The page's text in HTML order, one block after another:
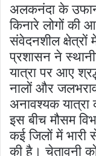
अलकनंदा के
किनारे लोगों की
संवेदनशील क्षेत्रों
प्रशासन ने
यात्रा पर आए
नालों और
अनावश्यक
इस बीच मौसम
कई जिलों में भारी
की है। चेतावनी